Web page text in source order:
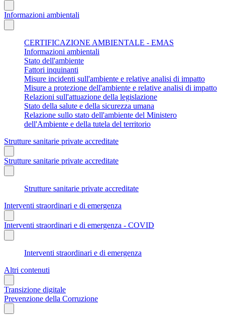
Informazioni ambientali
CERTIFICAZIONE AMBIENTALE - EMAS
Informazioni ambientali
Stato dell'ambiente
Fattori inquinanti
Misure incidenti sull'ambiente e relative analisi di impatto
Misure a protezione dell'ambiente e relative analisi di impatto
Relazioni sull'attuazione della legislazione
Stato della salute e della sicurezza umana
Relazione sullo stato dell'ambiente del Ministero
dell'Ambiente e della tutela del territorio
Strutture sanitarie private accreditate
Strutture sanitarie private accreditate
Strutture sanitarie private accreditate
Interventi straordinari e di emergenza
Interventi straordinari e di emergenza - COVID
Interventi straordinari e di emergenza
Altri contenuti
Transizione digitale
Prevenzione della Corruzione